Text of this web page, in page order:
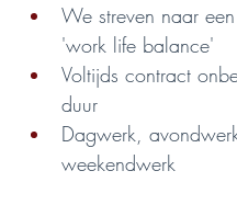
We streven naar
'work life balance'
Voltijds contract
duur
Dagwerk,
weekendwerk